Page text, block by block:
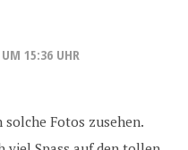
15:36 UHR
Fotos zusehen.